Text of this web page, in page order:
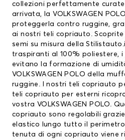
collezioni perfettamente
arrivata, la VOLKSWAGEN
proteggerla contro ruggine,
ai nostri teli copriauto .
semi su misura della
traspiranti al 100% poliestere,
evitano la formazione di
VOLKSWAGEN POLO della
ruggine. I nostri teli copriauto
teli copriauto per esterni
vostra VOLKSWAGEN POLO.
copriauto sono regolabili
elastico lungo tutto il
tenuta di ogni copriauto viene